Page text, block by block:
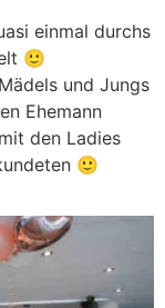
einmal durchs
🙂
und Jungs
Ehemann
den Ladies
🙂